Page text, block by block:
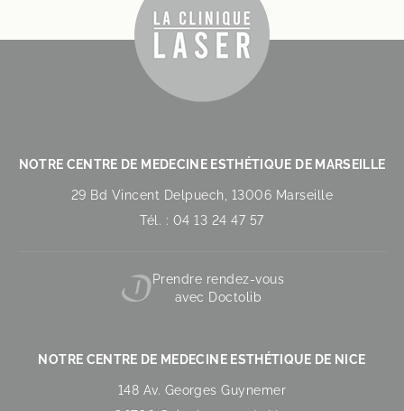
NOTRE CENTRE DE MEDECINE ESTHÉTIQUE DE MARSEILLE
29 Bd Vincent Delpuech, 13006 Marseille
Tél. : 04 13 24 47 57
Prendre rendez-vous
avec Doctolib
NOTRE CENTRE DE MEDECINE ESTHÉTIQUE DE NICE
148 Av. Georges Guynemer